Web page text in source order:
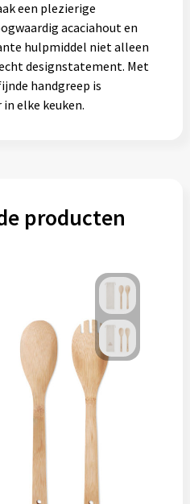
een plezierige
acaciahout en
hulpmiddel niet alleen
designstatement. Met
handgreep is
elke keuken.
producten